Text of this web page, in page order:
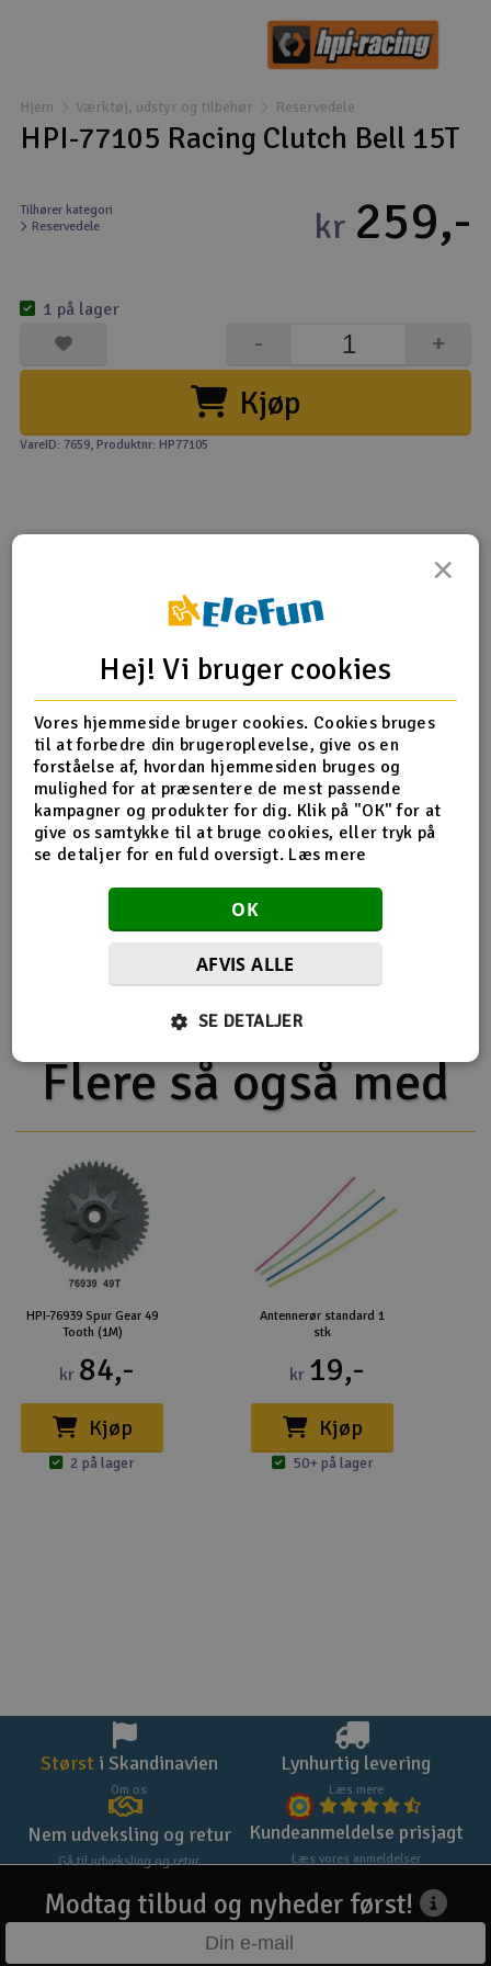
Droner til FPV
Fly
Helikopter
Modelbygg og byggesæt
Modeljernbane
Motor & tilbehør
Radio udstyr
Slot racing
Smarthjem, leg og hobby
Solenergi
Værktøj, udstyr og tilbehør
Hjem Værktøj, udstyr og tilbehør Reservedele
HPI-77105 Racing Clutch Bell 15T
Tilhører kategori
Reservedele
kr 259,-
Kjøp
+
-
1 på lager
VareID: 7659, Produktnr: HP77105
Produkt information
77105 Racing Clutch Bell 15T
Flere detaljer
Produktet er
forbundet med
Reservedele HPI
HPI Savage X 4.6 - RTR
HPI Savage XL 5.9 V2 2.4GHz
Flere så også med
HPI-76939 Spur Gear 49
Tooth (1M)
kr 84,-
Kjøp
2 på lager
Antennerør standard 1
stk
kr 19,-
Kjøp
50+ på lager
Størst i Skandinavien
Om os
Lynhurtig levering
Læs mere
Nem udveksling og retur
Gå til udveksling og retur
Kundeanmeldelse prisjagt
Læs vores anmeldelser
Modtag tilbud og nyheder først!
×
Hej! Vi bruger cookies
Vores hjemmeside bruger cookies. Cookies bruges
til at forbedre din brugeroplevelse, give os en
forståelse af, hvordan hjemmesiden bruges og
mulighed for at præsentere de mest passende
kampagner og produkter for dig. Klik på "OK" for at
give os samtykke til at bruge cookies, eller tryk på
se detaljer for en fuld oversigt. Læs mere
OK
AFVIS ALLE
SE DETALJER